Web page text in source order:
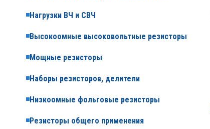
Нагрузки ВЧ и СВЧ
Высокоомные высоковольтные резисторы
Мощные резисторы
Наборы резисторов, делители
Низкоомные фольговые резисторы
Резисторы общего применения